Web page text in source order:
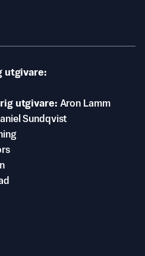
utgivare
utgivare Aron Lamm
Sundqvist